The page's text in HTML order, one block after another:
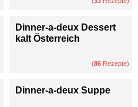
Dinner-a-deux Dessert
kalt Österreich
(86 Rezepte)
Dinner-a-deux Suppe